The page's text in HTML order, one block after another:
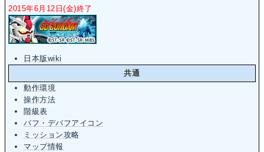
2015年6月12日(金)終了
日本版wiki
共通
動作環境
操作方法
階級表
バフ・デバフアイコン
ミッション攻略
マップ情報